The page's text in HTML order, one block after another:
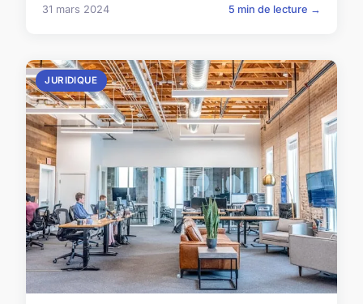
31 mars 2024 5 min de lecture →
JURIDIQUE